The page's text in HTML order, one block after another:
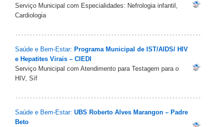
Serviço Municipal com Especialidades: Nefrologia infantil,
Cardiologia
Saúde e Bem-Estar: Programa Municipal de IST/AIDS/ HIV
e Hepatites Virais – CIEDI
Serviço Municipal com Atendimento para Testagem para o
HIV, Síf
Saúde e Bem-Estar: UBS Roberto Alves Marangon – Padre
Beto